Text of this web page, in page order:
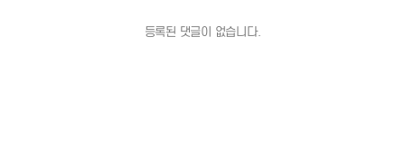
등록된 댓글이 없습니다.